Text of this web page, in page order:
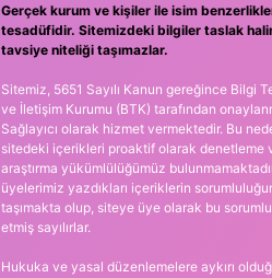
Gerçek kurum ve kişiler ile isim
tesadüfidir. Sitemizdeki bilgiler taslak
tavsiye niteliği taşımazlar.
Sitemiz, 5651 Sayılı Kanun gereğince Bilgi
ve İletişim Kurumu (BTK) tarafından
Sağlayıcı olarak hizmet vermektedir. Bu
sitedeki içerikleri proaktif olarak denetleme
araştırma yükümlülüğümüz
üyelerimiz yazdıkları içeriklerin
taşımakta olup, siteye üye olarak bu
etmiş sayılırlar.
Hukuka ve yasal düzenlemelere aykırı